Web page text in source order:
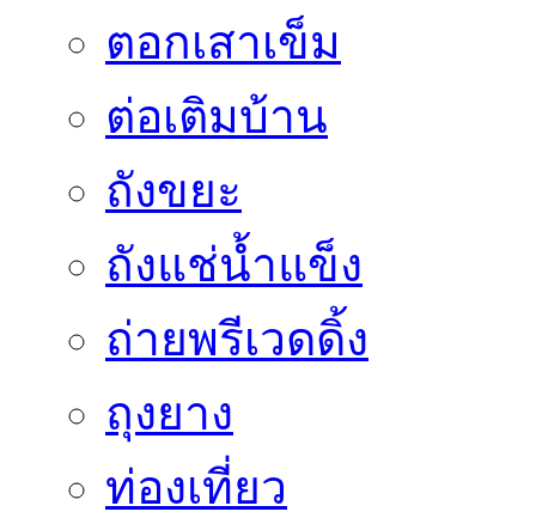
ตอกเสาเข็ม
ต่อเติมบ้าน
ถังขยะ
ถังแช่น้ำแข็ง
ถ่ายพรีเวดดิ้ง
ถุงยาง
ท่องเที่ยว